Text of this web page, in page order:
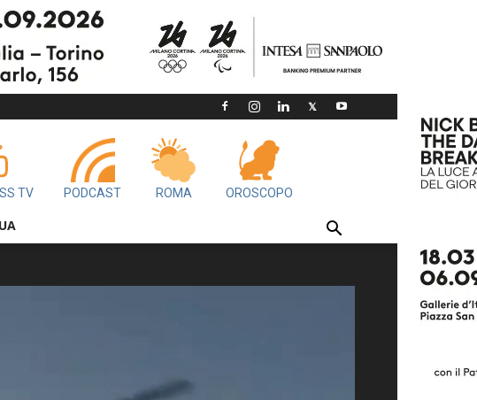
TV PODCAST ROMA OROSCOPO